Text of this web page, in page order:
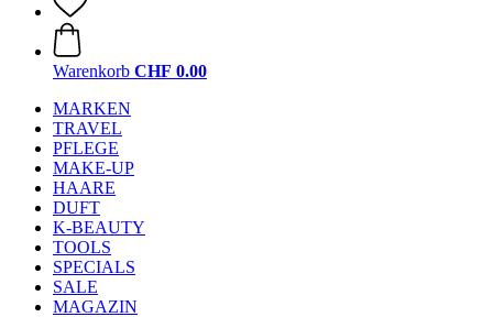
Warenkorb CHF 0.00
MARKEN
TRAVEL
PFLEGE
MAKE-UP
HAARE
DUFT
K-BEAUTY
TOOLS
SPECIALS
SALE
MAGAZIN